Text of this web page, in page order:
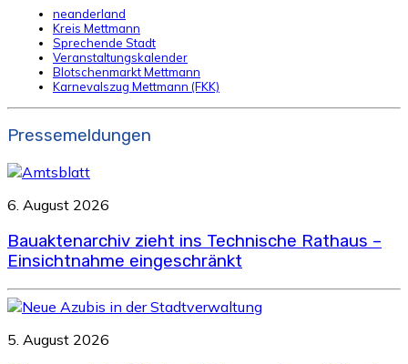
neanderland
Kreis Mettmann
Sprechende Stadt
Veranstaltungskalender
Blotschenmarkt Mettmann
Karnevalszug Mettmann (FKK)
Pressemeldungen
6. August 2026
Bauaktenarchiv zieht ins Technische Rathaus –
Einsichtnahme eingeschränkt
5. August 2026